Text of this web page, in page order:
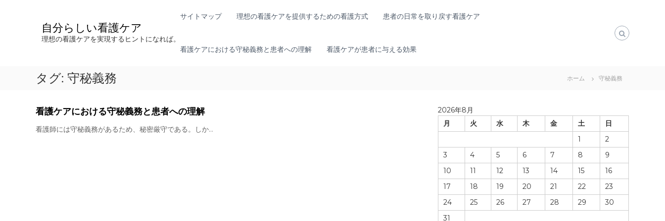
自分らしい看護ケア
理想の看護ケアを実現するヒントになれば。
サイトマップ 理想の看護ケアを提供するための看護方式 患者の日常を取り戻す看護ケア
看護ケアにおける守秘義務と患者への理解 看護ケアが患者に与える効果
タグ: 守秘義務 ホーム 守秘義務
看護ケアにおける守秘義務と患者への理解
看護師には守秘義務があるため、秘密厳守である。しか…
2026年8月
月
火 水 木 金 土
日
1
2
3
4 5 6 7 8
9
10
11 12 13 14 15
16
17
18 19 20 21 22
23
24
25 26 27 28 29
30
31